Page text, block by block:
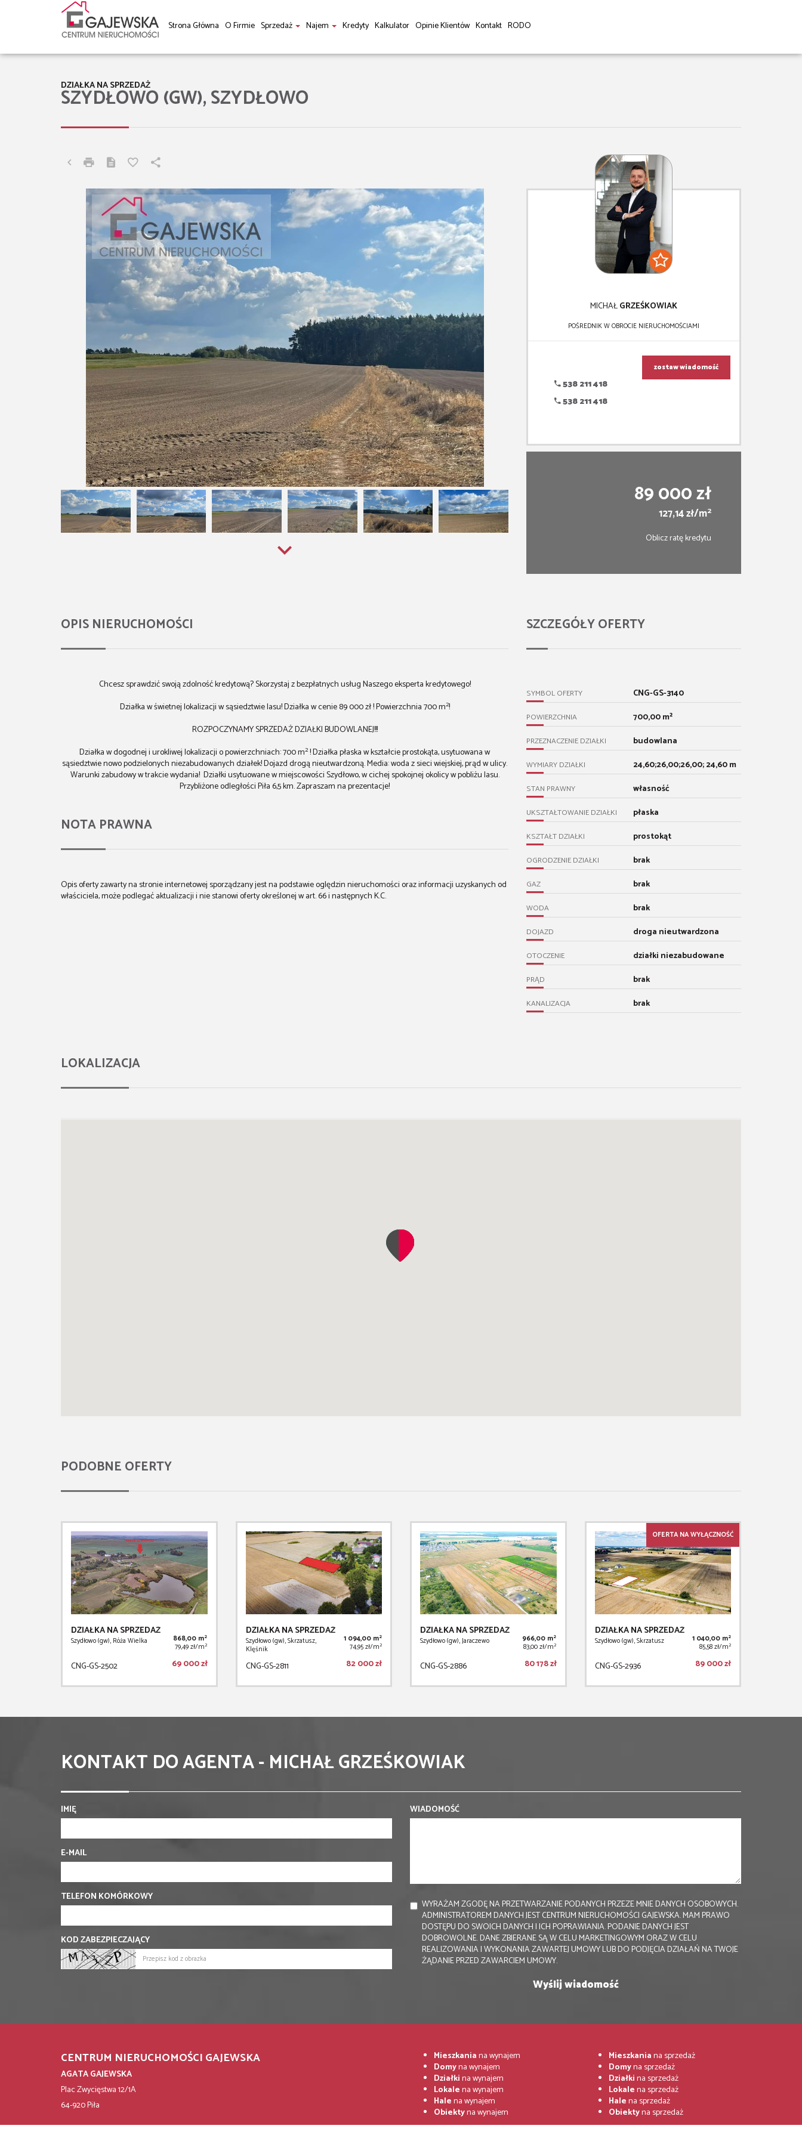
Strona Główna O Firmie Sprzedaż Najem Kredyty Kalkulator Opinie Klientów Kontakt RODO
SZYDŁOWO (GW), SZYDŁOWO
DZIAŁKA NA SPRZEDAŻ
MICHAŁGRZEŚKOWIAK
POŚREDNIK W OBROCIE NIERUCHOMOŚCIAMI
538 211 418
538 211 418
zostaw wiadomość
89 000 zł
127,14 zł/m2
Oblicz ratę kredytu
OPIS NIERUCHOMOŚCI
Chcesz sprawdzić swoją zdolność kredytową? Skorzystaj z bezpłatnych usług Naszego eksperta kredytowego!
Działka w świetnej lokalizacji w sąsiedztwie lasu! Działka w cenie 89 000 zł ! Powierzchnia 700 m2!
ROZPOCZYNAMY SPRZEDAŻ DZIAŁKI BUDOWLANEJ!!!
Działka w dogodnej i urokliwej lokalizacji o powierzchniach: 700 m2! Działka płaska w kształcie prostokąta, usytuowana w
sąsiedztwie nowo podzielonych niezabudowanych działek! Dojazd drogą nieutwardzoną. Media: woda z sieci wiejskiej, prąd w ulicy.
Warunki zabudowy w trakcie wydania! Działki usytuowane w miejscowości Szydłowo, w cichej spokojnej okolicy w pobliżu lasu.
Przybliżone odległości Piła 6,5 km. Zapraszam na prezentacje!
NOTA PRAWNA
Opis oferty zawarty na stronie internetowej sporządzany jest na podstawie oględzin nieruchomości oraz informacji uzyskanych od
właściciela, może podlegać aktualizacji i nie stanowi oferty określonej w art. 66 i następnych K.C.
SZCZEGÓŁY OFERTY
SYMBOL OFERTY CNG-GS-3140
POWIERZCHNIA 700,00 m²
PRZEZNACZENIE DZIAŁKI budowlana
WYMIARY DZIAŁKI 24,60;26,00;26,00; 24,60 m
STAN PRAWNY własność
UKSZTAŁTOWANIE DZIAŁKI płaska
KSZTAŁT DZIAŁKI prostokąt
OGRODZENIE DZIAŁKI brak
GAZ brak
WODA brak
DOJAZD droga nieutwardzona
OTOCZENIE działki niezabudowane
PRĄD brak
KANALIZACJA brak
LOKALIZACJA
PODOBNE OFERTY
DZIAŁKA NA SPRZEDAŻ
Szydłowo (gw), Róża Wielka 868,00 m2
79,49 zł/m2
CNG-GS-2502 69 000 zł
DZIAŁKA NA SPRZEDAŻ
Szydłowo (gw), Skrzatusz,
Klęśnik
1 094,00 m2
74,95 zł/m2
CNG-GS-2811 82 000 zł
DZIAŁKA NA SPRZEDAŻ
Szydłowo (gw), Jaraczewo 966,00 m2
83,00 zł/m2
CNG-GS-2886 80 178 zł
OFERTA NA WYŁĄCZNOŚĆ
DZIAŁKA NA SPRZEDAŻ
Szydłowo (gw), Skrzatusz 1 040,00 m2
85,58 zł/m2
CNG-GS-2936 89 000 zł
KONTAKT DO AGENTA - MICHAŁ GRZEŚKOWIAK
IMIĘ
E-MAIL
TELEFON KOMÓRKOWY
KOD ZABEZPIECZAJĄCY
WIADOMOŚĆ
WYRAŻAM ZGODĘ NA PRZETWARZANIE PODANYCH PRZEZE MNIE DANYCH OSOBOWYCH.
ADMINISTRATOREM DANYCH JEST CENTRUM NIERUCHOMOŚCI GAJEWSKA. MAM PRAWO
DOSTĘPU DO SWOICH DANYCH I ICH POPRAWIANIA. PODANIE DANYCH JEST
DOBROWOLNE. DANE ZBIERANE SĄ W CELU MARKETINGOWYM ORAZ W CELU
REALIZOWANIA I WYKONANIA ZAWARTEJ UMOWY LUB DO PODJĘCIA DZIAŁAŃ NA TWOJE
ŻĄDANIE PRZED ZAWARCIEM UMOWY.
CENTRUM NIERUCHOMOŚCI GAJEWSKA
AGATA GAJEWSKA
Plac Zwycięstwa 12/1A
64-920 Piła
tel. +48 532 531 000
Mieszkaniana wynajem
Domyna wynajem
Działkina wynajem
Lokalena wynajem
Halena wynajem
Obiektyna wynajem
Mieszkaniana sprzedaż
Domyna sprzedaż
Działkina sprzedaż
Lokalena sprzedaż
Halena sprzedaż
Obiektyna sprzedaż